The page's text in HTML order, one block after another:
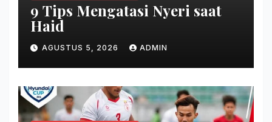
9 Tips Mengatasi Nyeri saat
Haid
AGUSTUS 5, 2026 ADMIN